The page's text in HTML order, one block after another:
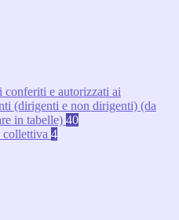
conferiti e autorizzati ai
(dirigenti e non dirigenti) (da
in tabelle) 40
collettiva 4